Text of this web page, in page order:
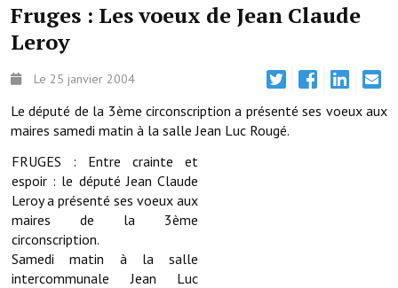
Venir à Fressin
Urbanisme
Nous contacter
Les foulées fressinoises
ACCÈS RAPIDE
Démarches administratives
Fruges : Les voeux de Jean Claude
Leroy
Le 25 janvier 2004
Le député de la 3ème circonscription a présenté ses voeux aux
maires samedi matin à la salle Jean Luc Rougé.
FRUGES : Entre crainte et
espoir : le député Jean Claude
Leroy a présenté ses voeux aux
maires de la 3ème
circonscription.
Samedi matin à la salle
intercommunale Jean Luc